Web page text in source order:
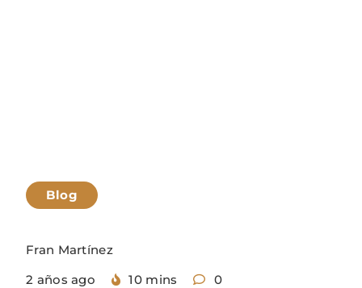
Blog
Fran Martínez
2 años ago
10 mins 0